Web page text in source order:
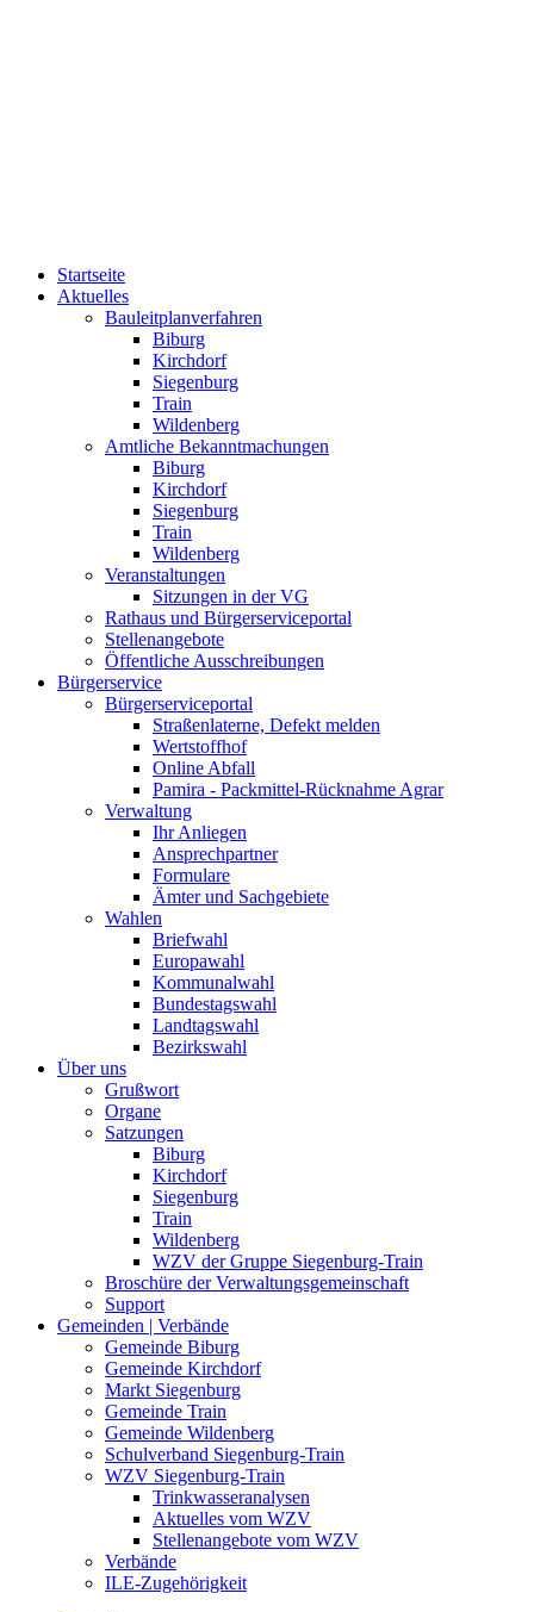
Startseite
Aktuelles
Bauleitplanverfahren
Biburg
Kirchdorf
Siegenburg
Train
Wildenberg
Amtliche Bekanntmachungen
Biburg
Kirchdorf
Siegenburg
Train
Wildenberg
Veranstaltungen
Sitzungen in der VG
Rathaus und Bürgerserviceportal
Stellenangebote
Öffentliche Ausschreibungen
Bürgerservice
Bürgerserviceportal
Straßenlaterne, Defekt melden
Wertstoffhof
Online Abfall
Pamira - Packmittel-Rücknahme Agrar
Verwaltung
Ihr Anliegen
Ansprechpartner
Formulare
Ämter und Sachgebiete
Wahlen
Briefwahl
Europawahl
Kommunalwahl
Bundestagswahl
Landtagswahl
Bezirkswahl
Über uns
Grußwort
Organe
Satzungen
Biburg
Kirchdorf
Siegenburg
Train
Wildenberg
WZV der Gruppe Siegenburg-Train
Broschüre der Verwaltungsgemeinschaft
Support
Gemeinden | Verbände
Gemeinde Biburg
Gemeinde Kirchdorf
Markt Siegenburg
Gemeinde Train
Gemeinde Wildenberg
Schulverband Siegenburg-Train
WZV Siegenburg-Train
Trinkwasseranalysen
Aktuelles vom WZV
Stellenangebote vom WZV
Verbände
ILE-Zugehörigkeit